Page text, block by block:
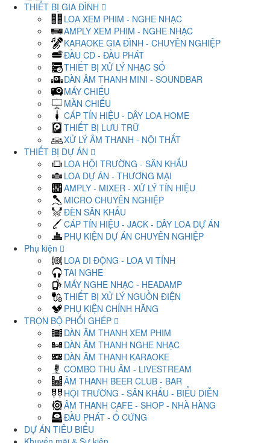
THIẾT BỊ GIA ĐÌNH
LOA XEM PHIM - NGHE NHẠC
AMPLY XEM PHIM - NGHE NHẠC
KARAOKE GIA ĐÌNH - CHUYÊN NGHIỆP
ĐẦU CD - ĐẦU PHÁT
THIẾT BỊ XỬ LÝ NHẠC SỐ
DÀN ÂM THANH MINI - SOUNDBAR
MÁY CHIẾU
MÀN CHIẾU
CÁP TÍN HIỆU - DÂY LOA HOME
THIẾT BỊ LƯU TRỮ
XỬ LÝ ÂM THANH - NỘI THẤT
THIẾT BỊ DỰ ÁN
LOA HỘI TRƯỜNG - SÂN KHẤU
LOA DỰ ÁN - THƯƠNG MẠI
AMPLY - MIXER - XỬ LÝ TÍN HIỆU
MICRO CHUYÊN NGHIỆP
ĐÈN SÂN KHẤU
CÁP TÍN HIỆU - JACK - DÂY LOA DỰ ÁN
PHỤ KIỆN DỰ ÁN CHUYÊN NGHIỆP
Phụ kiện
LOA DI ĐỘNG - LOA VI TÍNH
TAI NGHE
MÁY NGHE NHẠC - HEADAMP
THIẾT BỊ XỬ LÝ NGUỒN ĐIỆN
PHỤ KIỆN CHÍNH HÃNG
TRỌN BỘ PHỐI GHÉP
DÀN ÂM THANH XEM PHIM
DÀN ÂM THANH NGHE NHẠC
DÀN ÂM THANH KARAOKE
COMBO THU ÂM - LIVESTREAM
ÂM THANH BEER CLUB - BAR
HỘI TRƯỜNG - SÂN KHẤU - BIỂU DIỄN
ÂM THANH CAFE - SHOP - NHÀ HÀNG
ĐẦU PHÁT - Ổ CỨNG
DỰ ÁN TIÊU BIỂU